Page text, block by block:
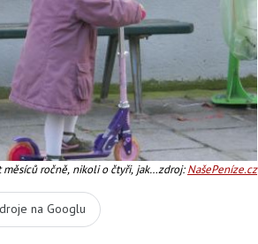
ročně, nikoli o čtyři, jako zdroj:NašePeníze.cz
na Googlu